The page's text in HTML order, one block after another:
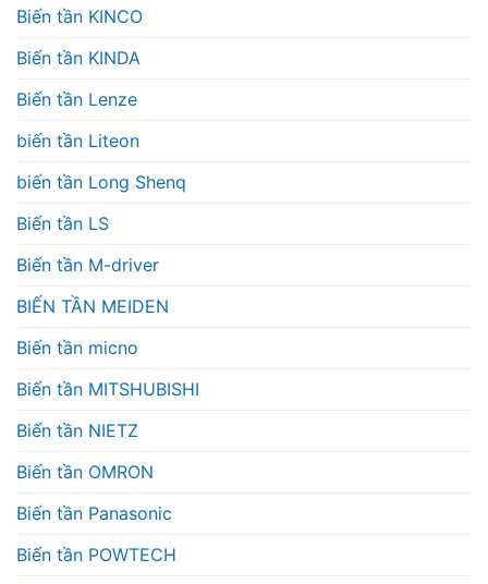
Biến tần KINCO
Biến tần KINDA
Biến tần Lenze
biến tần Liteon
biến tần Long Shenq
Biến tần LS
Biến tần M-driver
BIẾN TẦN MEIDEN
Biến tần micno
Biến tần MITSHUBISHI
Biến tần NIETZ
Biến tần OMRON
Biến tần Panasonic
Biến tần POWTECH